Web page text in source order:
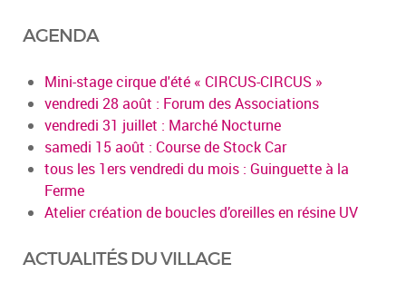
AGENDA
Mini-stage cirque d'été « CIRCUS-CIRCUS »
vendredi 28 août : Forum des Associations
vendredi 31 juillet : Marché Nocturne
samedi 15 août : Course de Stock Car
tous les 1ers vendredi du mois : Guinguette à la
Ferme
Atelier création de boucles d’oreilles en résine UV
ACTUALITÉS DU VILLAGE